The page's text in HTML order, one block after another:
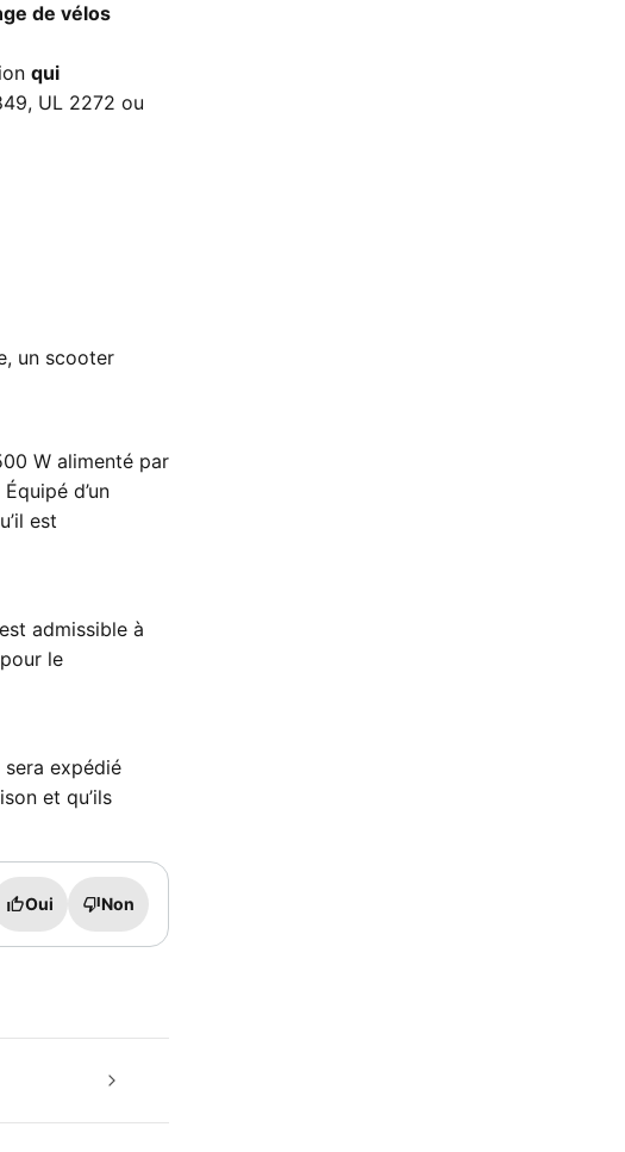
de vélos
qui
UL 2272 ou
un scooter
W alimenté par
d’un
est
admissible à
le
sera expédié
et qu’ils
Oui Non